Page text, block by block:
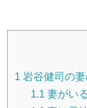
1 岩谷健司の
1.1 妻がい